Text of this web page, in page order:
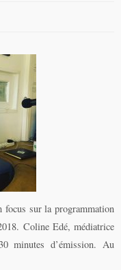
focus sur la programmation
Coline Edé, médiatrice
minutes d’émission. Au